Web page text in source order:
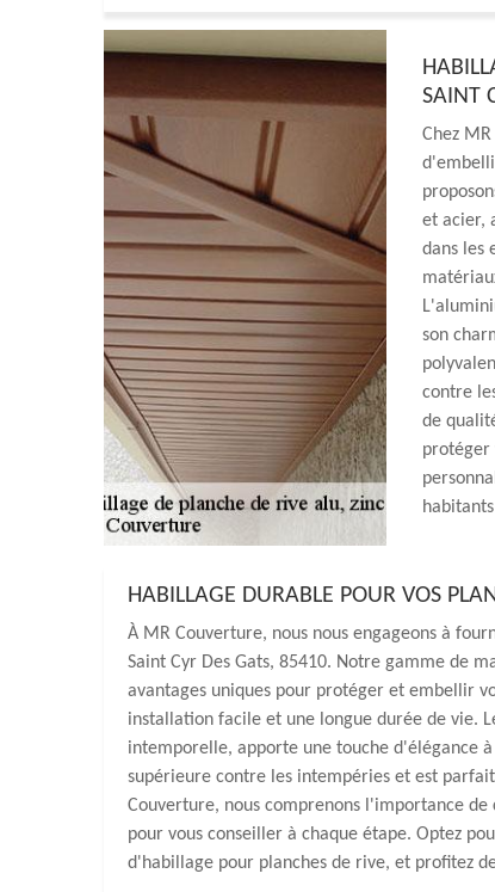
SAINT
Chez
et acier,
dans les
son
contre
de
protéger
HABILLAGE DURABLE POUR VOS
À MR Couverture, nous nous engageons à
Saint Cyr Des Gats, 85410. Notre gamme de
avantages uniques pour protéger et embellir
installation facile et une longue durée de vie.
intemporelle, apporte une touche d'élégance
supérieure contre les intempéries et est
Couverture, nous comprenons l'importance
pour vous conseiller à chaque étape. Optez
d'habillage pour planches de rive, et profitez